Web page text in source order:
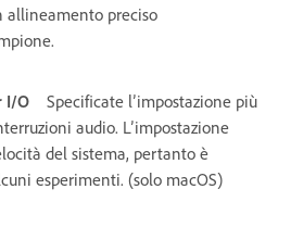
allineamento preciso
I/O
Specificate l’impostazione più
audio. L’impostazione
del sistema, pertanto è
esperimenti. (solo macOS)